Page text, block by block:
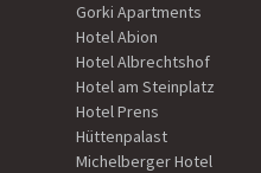
Gorki Apartments
Hotel Abion
Hotel Albrechtshof
Hotel am Steinplatz
Hotel Prens
Hüttenpalast
Michelberger Hotel